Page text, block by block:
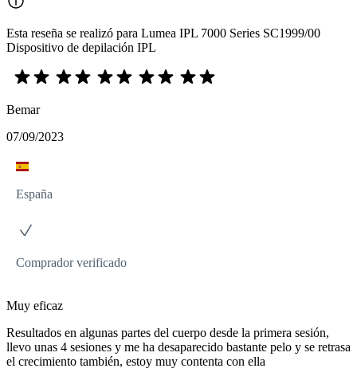
Esta reseña se realizó para Lumea IPL 7000 Series SC1999/00
Dispositivo de depilación IPL
Bemar
07/09/2023
España
Comprador verificado
Muy eficaz
Resultados en algunas partes del cuerpo desde la primera sesión,
llevo unas 4 sesiones y me ha desaparecido bastante pelo y se retrasa
el crecimiento también, estoy muy contenta con ella